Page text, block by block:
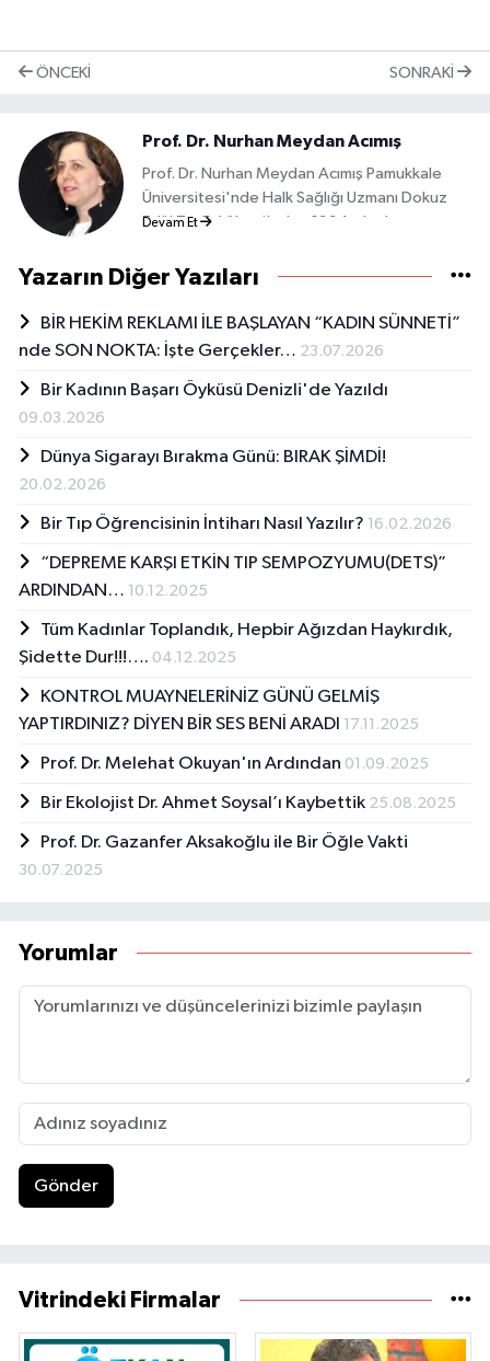
ÖNCEKI SONRAKI
Prof. Dr. Nurhan Meydan Acımış
Prof. Dr. Nurhan Meydan Acımış Pamukkale
Üniversitesi'nde Halk Sağlığı Uzmanı Dokuz
Eylül Tıp Fakültesi'nden 1994 yılında mezun
Fakültesi'nde Halk Sağlığı Uzmanı oldu. 2015
aldı. 2024 Yılında Profesörlük ünvanını aldı.
Halen Pamukkale Üniversitesi'nde görev
Haberdenizli.com'da köşe yazarlığı
Devam Et
Yazarın Diğer Yazıları
BİR HEKİM REKLAMI İLE BAŞLAYAN “KADIN SÜNNETİ”
nde SON NOKTA: İşte Gerçekler… 23.07.2026
Bir Kadının Başarı Öyküsü Denizli'de Yazıldı
09.03.2026
Dünya Sigarayı Bırakma Günü: BIRAK ŞİMDİ!
20.02.2026
Bir Tıp Öğrencisinin İntiharı Nasıl Yazılır? 16.02.2026
“DEPREME KARŞI ETKİN TIP SEMPOZYUMU(DETS)”
ARDINDAN… 10.12.2025
Tüm Kadınlar Toplandık, Hepbir Ağızdan Haykırdık,
Şidette Dur!!!…. 04.12.2025
KONTROL MUAYNELERİNİZ GÜNÜ GELMİŞ
YAPTIRDINIZ? DİYEN BİR SES BENİ ARADI 17.11.2025
Prof. Dr. Melehat Okuyan'ın Ardından 01.09.2025
Bir Ekolojist Dr. Ahmet Soysal’ı Kaybettik 25.08.2025
Prof. Dr. Gazanfer Aksakoğlu ile Bir Öğle Vakti
30.07.2025
Yorumlar
Gönder
Vitrindeki Firmalar